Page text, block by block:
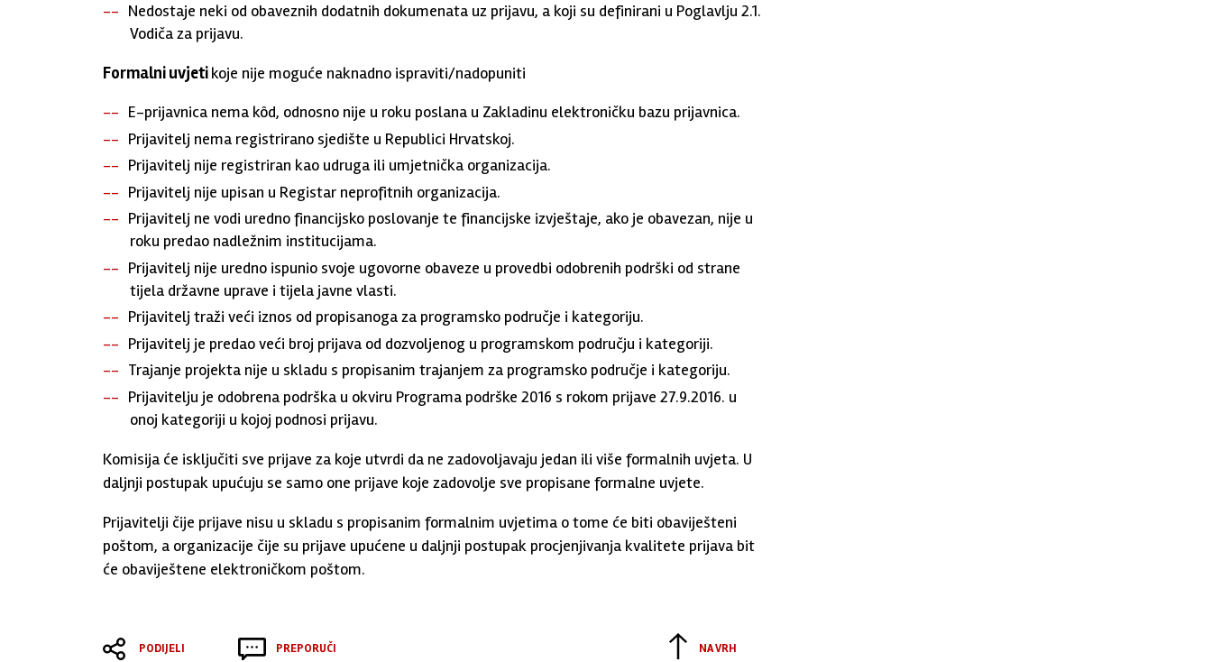
Nedostaje neki od obaveznih dodatnih dokumenata uz prijavu, a koji su definirani u Poglavlju 2.1.
Vodiča za prijavu.
Formalni uvjetikoje nije moguće naknadno ispraviti/nadopuniti
E-prijavnica nema kôd, odnosno nije u roku poslana u Zakladinu elektroničku bazu prijavnica.
Prijavitelj nema registrirano sjedište u Republici Hrvatskoj.
Prijavitelj nije registriran kao udruga ili umjetnička organizacija.
Prijavitelj nije upisan u Registar neprofitnih organizacija.
Prijavitelj ne vodi uredno financijsko poslovanje te financijske izvještaje, ako je obavezan, nije u
roku predao nadležnim institucijama.
Prijavitelj nije uredno ispunio svoje ugovorne obaveze u provedbi odobrenih podrški od strane
tijela državne uprave i tijela javne vlasti.
Prijavitelj traži veći iznos od propisanoga za programsko područje i kategoriju.
Prijavitelj je predao veći broj prijava od dozvoljenog u programskom području i kategoriji.
Trajanje projekta nije u skladu s propisanim trajanjem za programsko područje i kategoriju.
Prijavitelju je odobrena podrška u okviru Programa podrške 2016 s rokom prijave 27.9.2016. u
onoj kategoriji u kojoj podnosi prijavu.
Komisija će isključiti sve prijave za koje utvrdi da ne zadovoljavaju jedan ili više formalnih uvjeta. U
daljnji postupak upućuju se samo one prijave koje zadovolje sve propisane formalne uvjete.
Prijavitelji čije prijave nisu u skladu s propisanim formalnim uvjetima o tome će biti obaviješteni
poštom, a organizacije čije su prijave upućene u daljnji postupak procjenjivanja kvalitete prijava bit
će obaviještene elektroničkom poštom.
PODIJELI PREPORUČI NA VRH